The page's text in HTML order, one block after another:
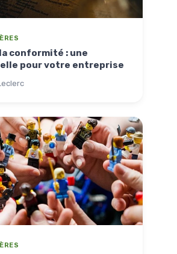
conformité : une
pour votre entreprise